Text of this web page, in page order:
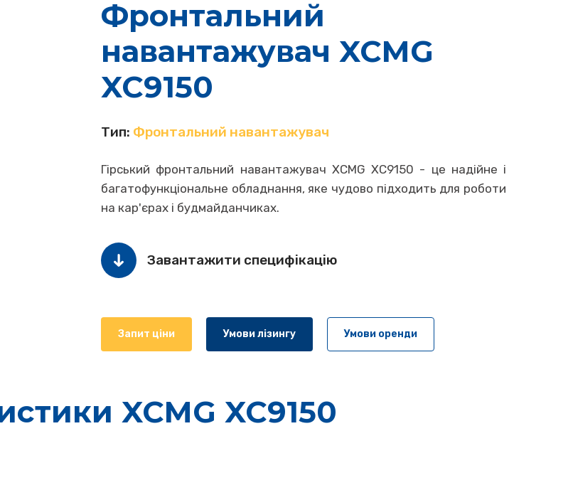
Фронтальний
навантажувач XCMG
XC9150
Тип: Фронтальний навантажувач
Гірський фронтальний навантажувач XCMG XC9150 - це надійне і
багатофункціональне обладнання, яке чудово підходить для роботи
на кар'єрах і будмайданчиках.
Завантажити специфікацію
Запит ціни Умови лізингу Умови оренди
XCMG XC9150